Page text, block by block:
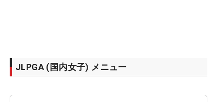
JLPGA (国内女子) メニュー